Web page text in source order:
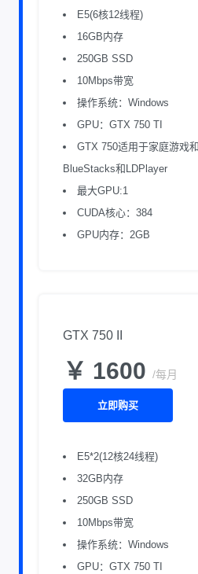
E5(6核12线程)
16GB内存
250GB SSD
10Mbps带宽
操作系统：Windows
GPU：GTX 750 TI
GTX 750适用于家庭游戏
BlueStacks和LDPlayer
最大GPU:1
CUDA核心：384
GPU内存：2GB
GTX 750 II
￥ 1600 /每月
立即购买
E5*2(12核24线程)
32GB内存
250GB SSD
10Mbps带宽
操作系统：Windows
GPU：GTX 750 TI